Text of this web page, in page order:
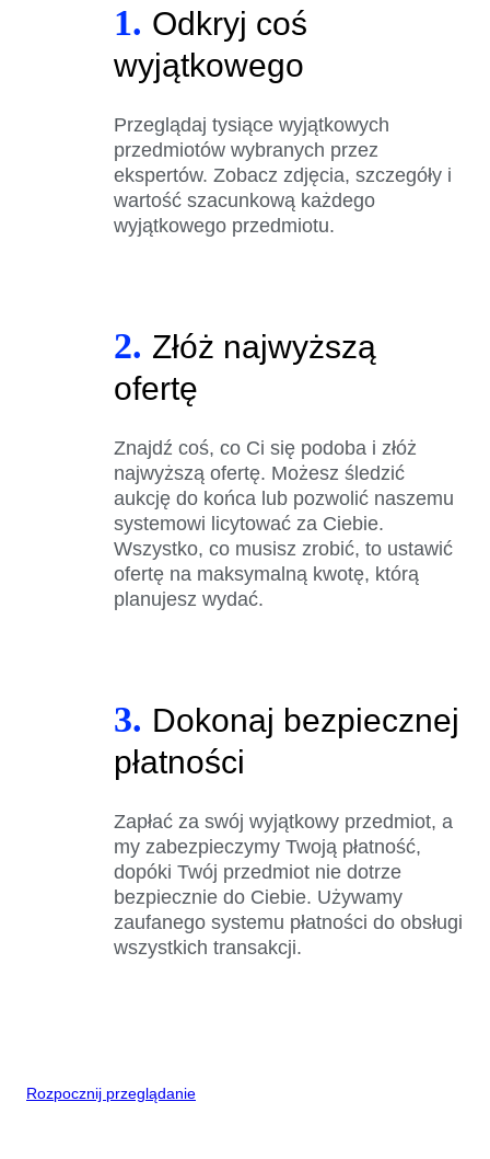
1. Odkryj coś
wyjątkowego
Przeglądaj tysiące wyjątkowych
przedmiotów wybranych przez
ekspertów. Zobacz zdjęcia, szczegóły i
wartość szacunkową każdego
wyjątkowego przedmiotu.
2. Złóż najwyższą
ofertę
Znajdź coś, co Ci się podoba i złóż
najwyższą ofertę. Możesz śledzić
aukcję do końca lub pozwolić naszemu
systemowi licytować za Ciebie.
Wszystko, co musisz zrobić, to ustawić
ofertę na maksymalną kwotę, którą
planujesz wydać.
3. Dokonaj bezpiecznej
płatności
Zapłać za swój wyjątkowy przedmiot, a
my zabezpieczymy Twoją płatność,
dopóki Twój przedmiot nie dotrze
bezpiecznie do Ciebie. Używamy
zaufanego systemu płatności do obsługi
wszystkich transakcji.
Rozpocznij przeglądanie